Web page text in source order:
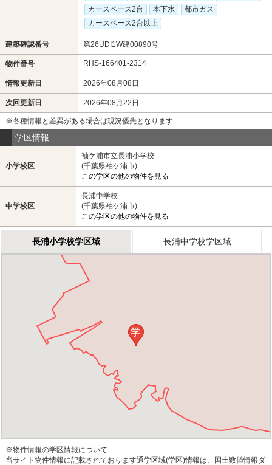
カースペース2台
本下水
都市ガス
カースペース2台以上
建築確認番号 第26UDI1W建00890号
物件番号 RHS-166401-2314
情報更新日 2026年08月08日
次回更新日 2026年08月22日
※各種情報と差異がある場合は現況優先となります
学区情報
小学校区
袖ケ浦市立長浦小学校
(千葉県袖ケ浦市)
この学区の他の物件を見る
中学校区
長浦中学校
(千葉県袖ケ浦市)
この学区の他の物件を見る
長浦小学校学区域 長浦中学校学区域
学
※物件情報の学区情報について
当サイト物件情報に記載されております通学区域(学区)情報は、国土数値情報ダ